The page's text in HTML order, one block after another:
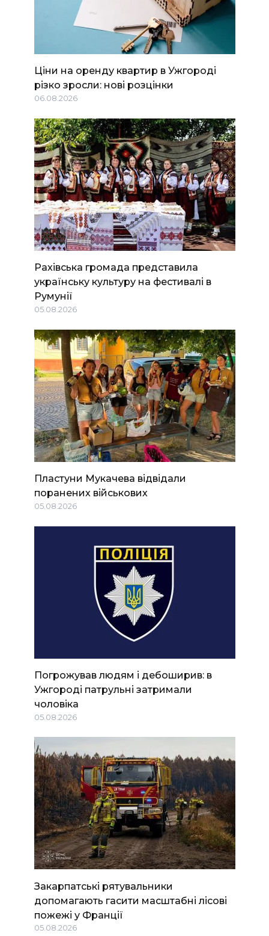
Ціни на оренду квартир в Ужгороді
різко зросли: нові розцінки
06.08.2026
Рахівська громада представила
українську культуру на фестивалі в
Румунії
05.08.2026
Пластуни Мукачева відвідали
поранених військових
05.08.2026
Погрожував людям і дебоширив: в
Ужгороді патрульні затримали
чоловіка
05.08.2026
Закарпатські рятувальники
допомагають гасити масштабні лісові
пожежі у Франції
05.08.2026